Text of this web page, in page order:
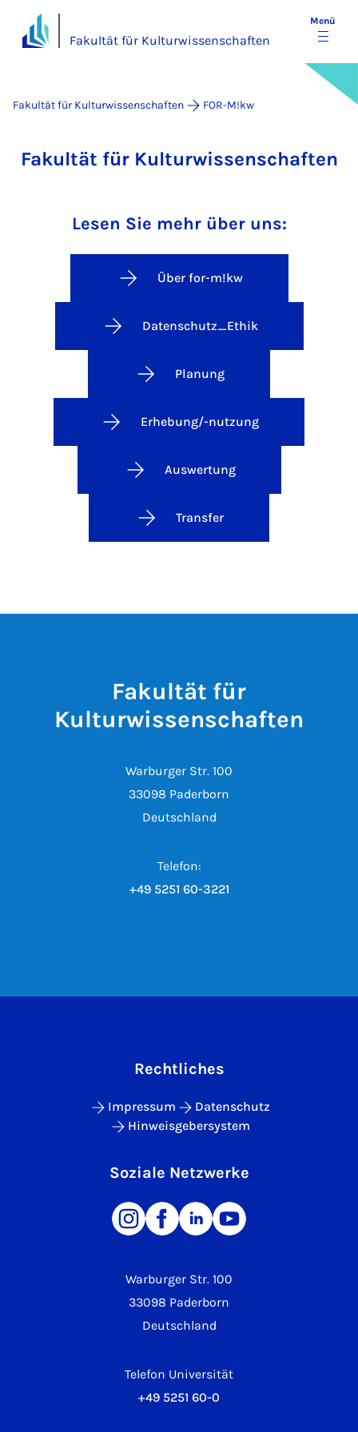
Fakultät für Kulturwissenschaften
Menü
Fakultät für Kulturwissenschaften FOR-M!kw
Fakultät für Kulturwissenschaften
Lesen Sie mehr über uns:
Über for-m!kw
Datenschutz_Ethik
Planung
Erhebung/-nutzung
Auswertung
Transfer
Fakultät für
Kulturwissenschaften
Warburger Str. 100
33098 Paderborn
Deutschland
Telefon:
+49 5251 60-3221
Warburger Str. 100
33098 Paderborn
Deutschland
Telefon Universität
+49 5251 60-0
Rechtliches
Impressum
Datenschutz
Hinweisgebersystem
Soziale Netzwerke